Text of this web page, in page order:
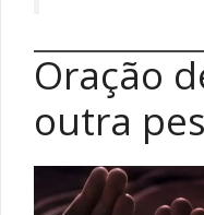
Oração
outra